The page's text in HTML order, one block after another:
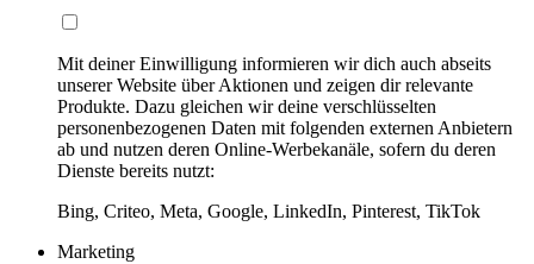
Mit deiner Einwilligung informieren wir dich auch abseits
unserer Website über Aktionen und zeigen dir relevante
Produkte. Dazu gleichen wir deine verschlüsselten
personenbezogenen Daten mit folgenden externen Anbietern
ab und nutzen deren Online-Werbekanäle, sofern du deren
Dienste bereits nutzt:
Bing, Criteo, Meta, Google, LinkedIn, Pinterest, TikTok
Marketing